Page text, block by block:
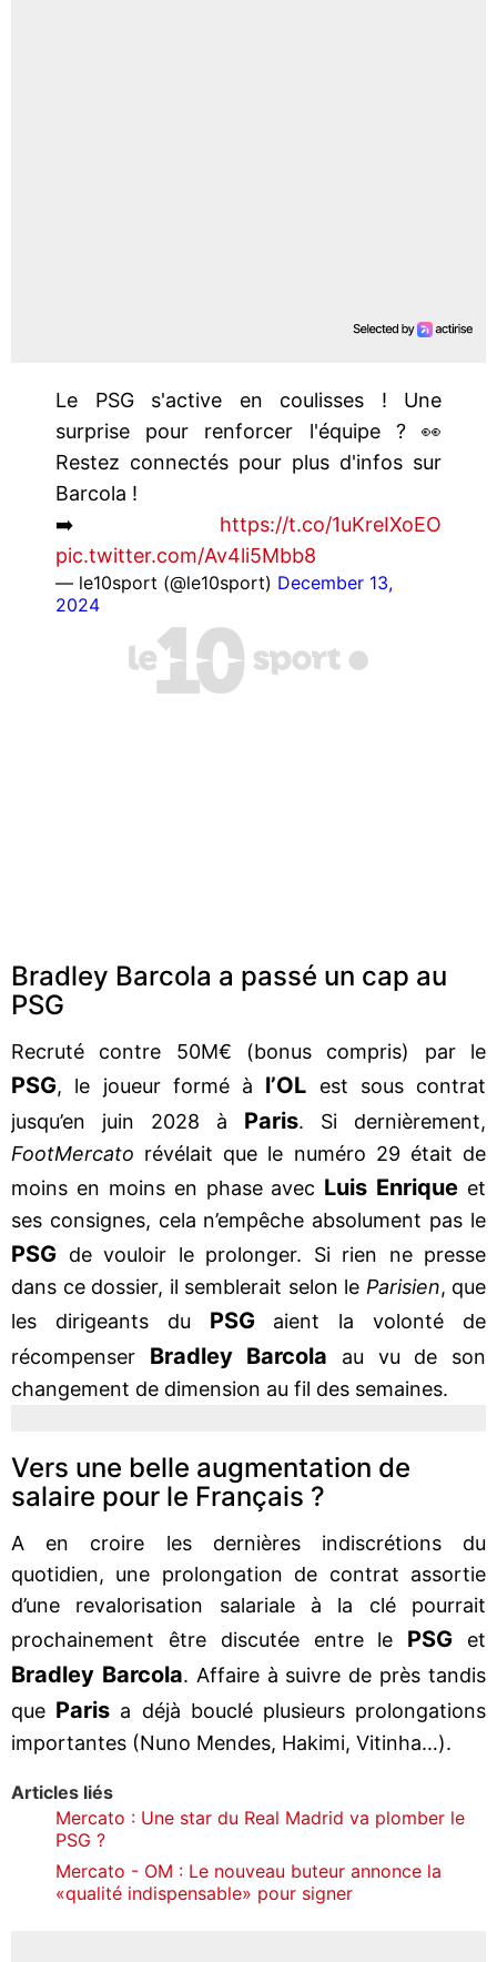
Le PSG s'active en coulisses ! Une
surprise pour renforcer l'équipe ? 👀
Restez connectés pour plus d'infos sur
Barcola !
➡️ https://t.co/1uKreIXoEO
pic.twitter.com/Av4li5Mbb8
— le10sport (@le10sport) December 13,
2024
Bradley Barcola a passé un cap au
PSG
Recruté contre 50M€ (bonus compris) par le
PSG, le joueur formé à l’OL
est sous contrat
jusqu’en juin 2028 à Paris. Si dernièrement,
FootMercato révélait que le numéro 29 était de
moins en moins en phase avec Luis Enrique et
ses consignes, cela n’empêche absolument pas le
PSG de vouloir le prolonger. Si rien ne presse
dans ce dossier, il semblerait selon le Parisien, que
les dirigeants du PSG aient la volonté de
récompenser Bradley Barcola au vu de son
changement de dimension au fil des semaines.
Vers une belle augmentation de
salaire pour le Français ?
A en croire les dernières indiscrétions du
quotidien, une prolongation de contrat assortie
d’une revalorisation salariale à la clé pourrait
prochainement être discutée entre le PSG et
Bradley Barcola. Affaire à suivre de près tandis
que Paris a déjà bouclé plusieurs prolongations
importantes (Nuno Mendes, Hakimi, Vitinha…).
Articles liés
Mercato : Une star du Real Madrid va plomber le
PSG ?
Mercato - OM : Le nouveau buteur annonce la
«qualité indispensable» pour signer